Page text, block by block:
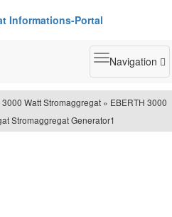
Toggle
Navigation
3000 Watt Stromaggregat » EBERTH 3000
Stromaggregat Generator1